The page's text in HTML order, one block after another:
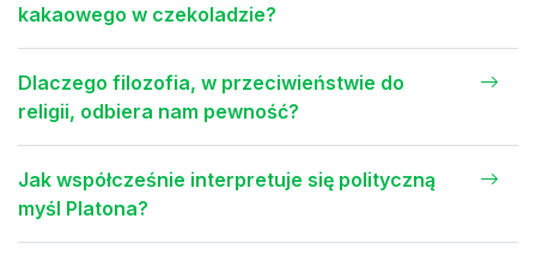
kakaowego w czekoladzie?
Dlaczego filozofia, w przeciwieństwie do
religii, odbiera nam pewność?
Jak współcześnie interpretuje się polityczną
myśl Platona?